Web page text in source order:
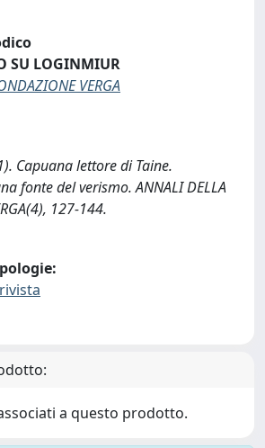
SU LOGINMIUR
VERGA
Capuana lettore di Taine.
fonte del verismo. ANNALI DELLA
127-144.
a questo prodotto.